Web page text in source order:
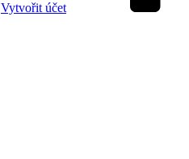
Vytvořit účet